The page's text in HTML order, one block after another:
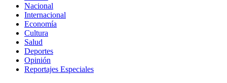
Nacional
Internacional
Economía
Cultura
Salud
Deportes
Opinión
Reportajes Especiales